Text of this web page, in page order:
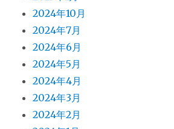
2024年10月
2024年7月
2024年6月
2024年5月
2024年4月
2024年3月
2024年2月